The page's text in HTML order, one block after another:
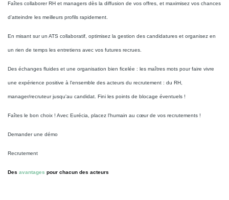
Faîtes collaborer RH et managers dès la diffusion de vos offres, et maximisez vos chances
d'atteindre les meilleurs profils rapidement.
En misant sur un ATS collaboratif, optimisez la gestion des candidatures et organisez en
un rien de temps les entretiens avec vos futures recrues.
Des échanges fluides et une organisation bien ficelée : les maîtres mots pour faire vivre
une expérience positive à l'ensemble des acteurs du recrutement : du RH,
manager/recruteur jusqu'au candidat. Fini les points de blocage éventuels !
Faîtes le bon choix ! Avec Eurécia, placez l'humain au cœur de vos recrutements !
Demander une démo
Recrutement
Des avantages pour chacun des acteurs